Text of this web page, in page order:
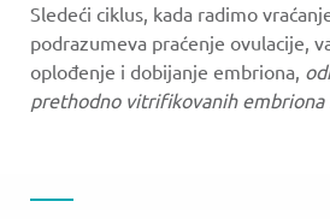
Sledeći ciklus, kada radimo
podrazumeva praćenje ovulacije,
oplođenje i dobijanje embriona,
prethodno vitrifikovanih